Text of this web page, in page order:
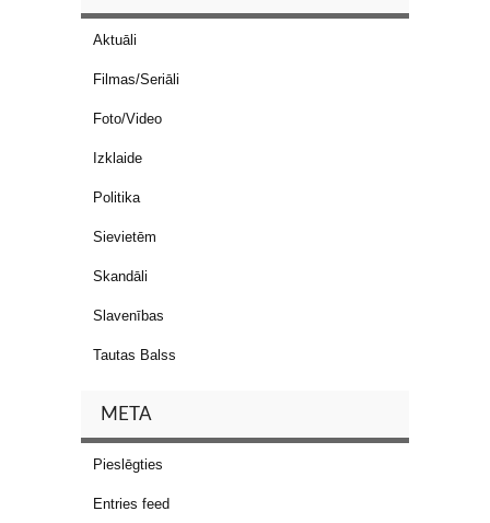
Aktuāli
Filmas/Seriāli
Foto/Video
Izklaide
Politika
Sievietēm
Skandāli
Slavenības
Tautas Balss
META
Pieslēgties
Entries feed